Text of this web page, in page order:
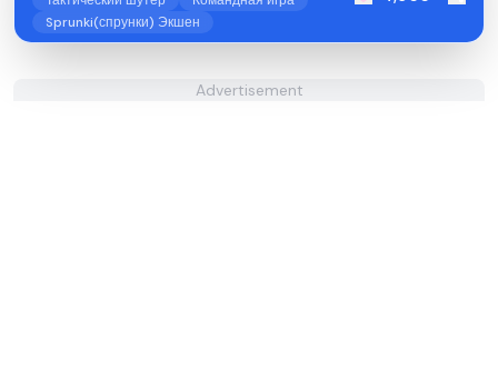
Sprunki(спрунки) Экшен
Advertisement